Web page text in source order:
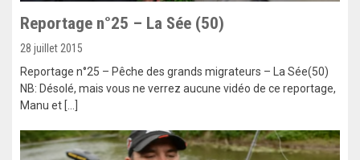
Reportage n°25 – La Sée (50)
28 juillet 2015
Reportage n°25 – Pêche des grands migrateurs – La Sée(50)
NB: Désolé, mais vous ne verrez aucune vidéo de ce reportage,
Manu et […]